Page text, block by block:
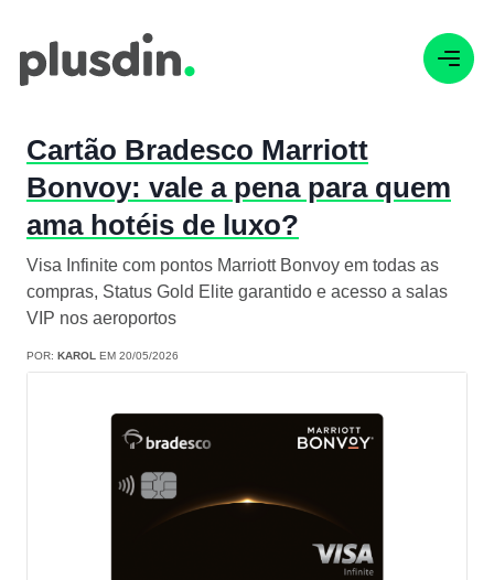
Cartão Bradesco Marriott
Bonvoy: vale a pena para quem
ama hotéis de luxo?
Visa Infinite com pontos Marriott Bonvoy em todas as
compras, Status Gold Elite garantido e acesso a salas
VIP nos aeroportos
POR: KAROL EM 20/05/2026